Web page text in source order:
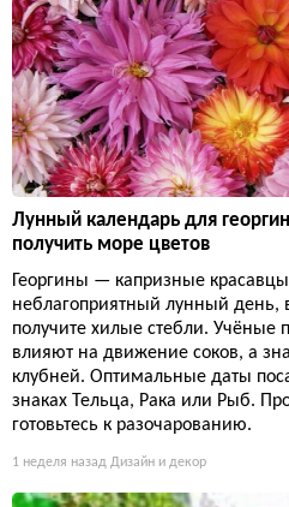
Лунный календарь для
получить море цветов
Георгины — капризные
неблагоприятный лунный день,
получите хилые стебли.
влияют на движение соков, а
клубней. Оптимальные даты
знаках Тельца, Рака или Рыб.
готовьтесь к разочарованию.
1 неделя назад Дизайн и декор